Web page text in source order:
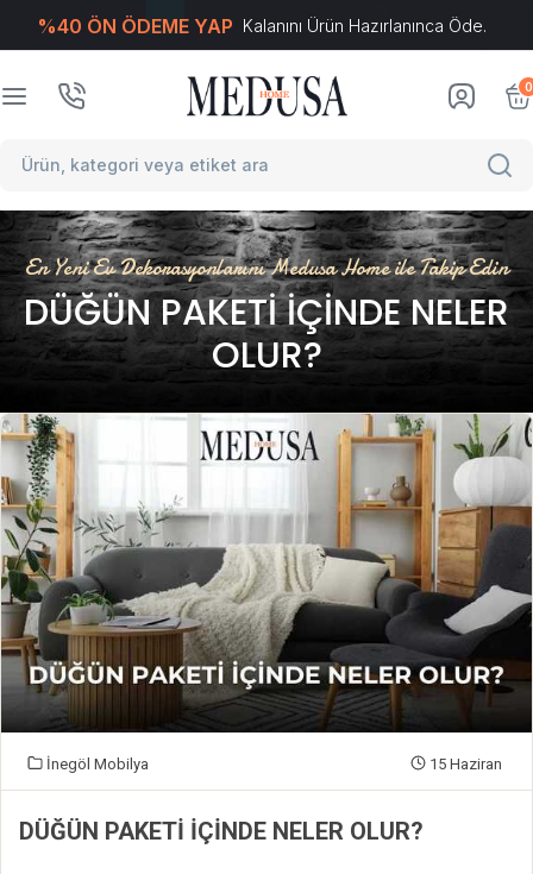
%40 ÖN ÖDEME YAP Kalanını Ürün Hazırlanınca Öde.
0
En Yeni Ev Dekorasyonlarını Medusa Home ile Takip Edin
DÜĞÜN PAKETI İÇINDE NELER
OLUR?
İnegöl Mobilya 15 Haziran
DÜĞÜN PAKETI İÇINDE NELER OLUR?
T-Soft E-Ticaret Sistemleriyle Hazırlanmıştır.